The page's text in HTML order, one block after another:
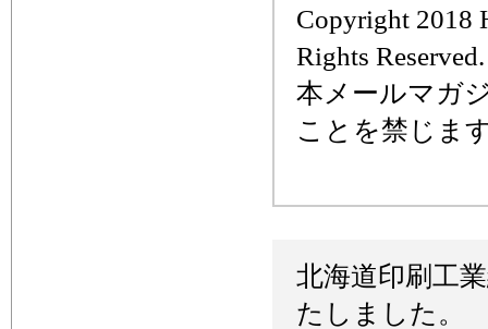
Copyright 2018
Rights Reserved.
本メールマガ
ことを禁じま
北海道印刷工
たしました。